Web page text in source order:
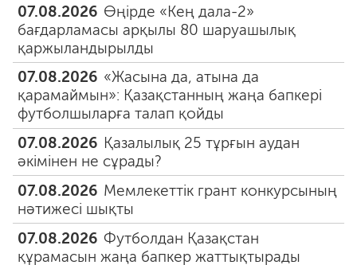
07.08.2026 Өңірде «Кең дала-2»
бағдарламасы арқылы 80 шаруашылық
қаржыландырылды
07.08.2026 «Жасына да, атына да
қарамаймын»: Қазақстанның жаңа бапкері
футболшыларға талап қойды
07.08.2026 Қазалылық 25 тұрғын аудан
әкімінен не сұрады?
07.08.2026 Мемлекеттік грант конкурсының
нәтижесі шықты
07.08.2026 Футболдан Қазақстан
құрамасын жаңа бапкер жаттықтырады